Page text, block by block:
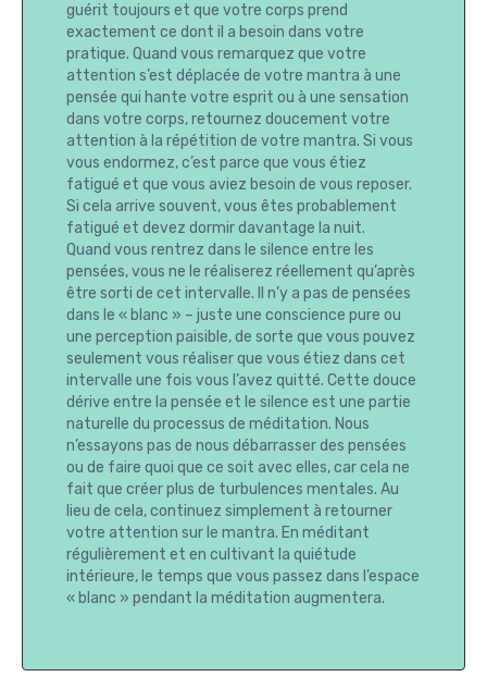
guérit toujours et que votre corps prend
exactement ce dont il a besoin dans votre
pratique. Quand vous remarquez que votre
attention s’est déplacée de votre mantra à une
pensée qui hante votre esprit ou à une sensation
dans votre corps, retournez doucement votre
attention à la répétition de votre mantra. Si vous
vous endormez, c’est parce que vous étiez
fatigué et que vous aviez besoin de vous reposer.
Si cela arrive souvent, vous êtes probablement
fatigué et devez dormir davantage la nuit.
Quand vous rentrez dans le silence entre les
pensées, vous ne le réaliserez réellement qu’après
être sorti de cet intervalle. Il n’y a pas de pensées
dans le « blanc » – juste une conscience pure ou
une perception paisible, de sorte que vous pouvez
seulement vous réaliser que vous étiez dans cet
intervalle une fois vous l’avez quitté. Cette douce
dérive entre la pensée et le silence est une partie
naturelle du processus de méditation. Nous
n’essayons pas de nous débarrasser des pensées
ou de faire quoi que ce soit avec elles, car cela ne
fait que créer plus de turbulences mentales. Au
lieu de cela, continuez simplement à retourner
votre attention sur le mantra. En méditant
régulièrement et en cultivant la quiétude
intérieure, le temps que vous passez dans l’espace
« blanc » pendant la méditation augmentera.